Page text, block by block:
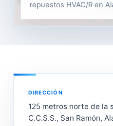
repuestos HVAC/R en
DIRECCIÓN
125 metros norte de la
C.C.S.S., San Ramón,